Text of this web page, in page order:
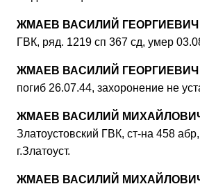
ЖМАЕВ ВАСИЛИЙ ГЕОРГИЕВИЧ
ГВК, ряд. 1219 сп 367 сд, умер
ЖМАЕВ ВАСИЛИЙ ГЕОРГИЕВИЧ
погиб 26.07.44, захоронение не
ЖМАЕВ ВАСИЛИЙ
Златоустовский ГВК, ст-на 458
г.Златоуст.
ЖМАЕВ ВАСИЛИЙ